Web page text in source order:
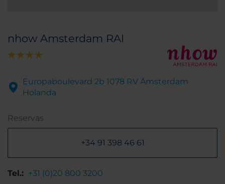
nhow Amsterdam RAI
Europaboulevard 2b 1078 RV Ámsterdam
Holanda
Reservas
+34 91 398 46 61
Tel.: +31 (0)20 800 3200